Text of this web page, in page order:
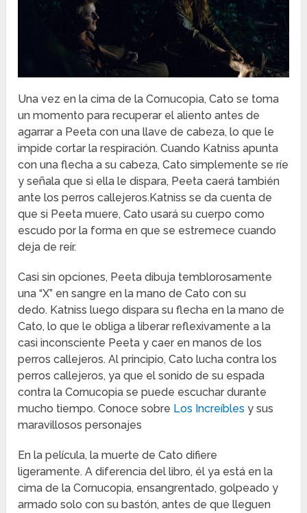
Una vez en la cima de la Cornucopia, Cato se toma
un momento para recuperar el aliento antes de
agarrar a Peeta con una llave de cabeza, lo que le
impide cortar la respiración. Cuando Katniss apunta
con una flecha a su cabeza, Cato simplemente se ríe
y señala que si ella le dispara, Peeta caerá también
ante los perros callejeros.Katniss se da cuenta de
que si Peeta muere, Cato usará su cuerpo como
escudo por la forma en que se estremece cuando
deja de reír.
Casi sin opciones, Peeta dibuja temblorosamente
una “X” en sangre en la mano de Cato con su
dedo. Katniss luego dispara su flecha en la mano de
Cato, lo que le obliga a liberar reflexivamente a la
casi inconsciente Peeta y caer en manos de los
perros callejeros. Al principio, Cato lucha contra los
perros callejeros, ya que el sonido de su espada
contra la Cornucopia se puede escuchar durante
mucho tiempo. Conoce sobre Los Increíbles y sus
maravillosos personajes
En la película, la muerte de Cato difiere
ligeramente. A diferencia del libro, él ya está en la
cima de la Cornucopia, ensangrentado, golpeado y
armado solo con su bastón, antes de que lleguen